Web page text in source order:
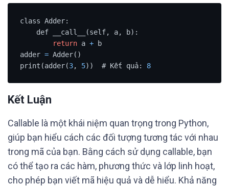
class Adder:
return a + b
adder = Adder()
print(adder(3, 5))  # Kết quả: 8
Kết Luận
Callable là một khái niệm quan trọng trong Python,
giúp bạn hiểu cách các đối tượng tương tác với nhau
trong mã của bạn. Bằng cách sử dụng callable, bạn
có thể tạo ra các hàm, phương thức và lớp linh hoạt,
cho phép bạn viết mã hiệu quả và dễ hiểu. Khả năng